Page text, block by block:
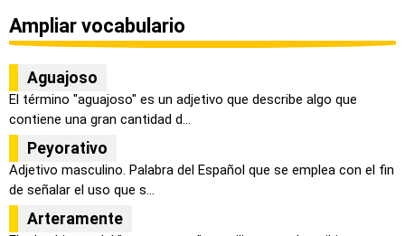
Ampliar vocabulario
Aguajoso
El término "aguajoso" es un adjetivo que describe algo que
contiene una gran cantidad d...
Peyorativo
Adjetivo masculino. Palabra del Español que se emplea con el fin
de señalar el uso que s...
Arteramente